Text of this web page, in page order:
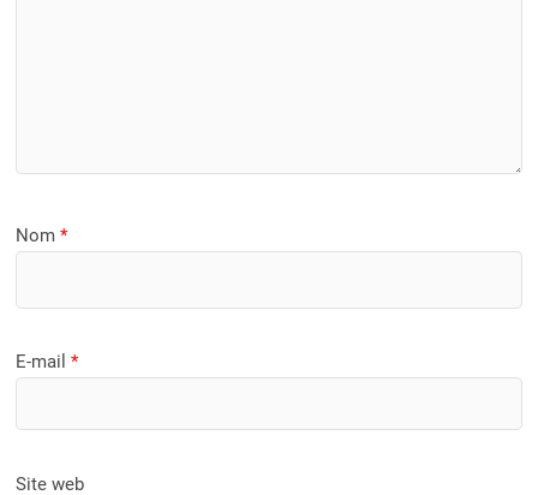
Nom*
E-mail*
Site web